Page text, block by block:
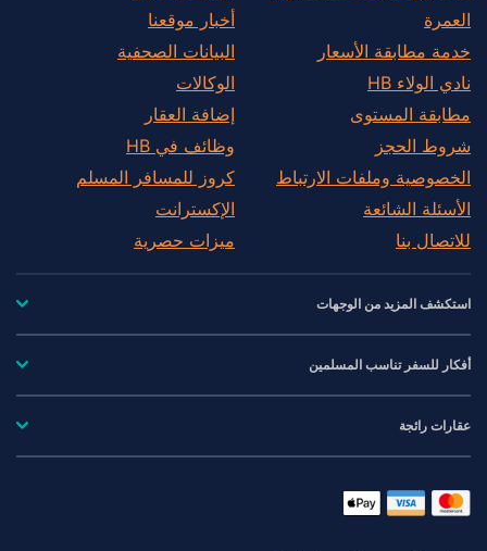
العمرة
خدمة مطابقة الأسعار
نادي الولاء HB
مطابقة المستوى
شروط الحجز
الخصوصية وملفات الارتباط
الأسئلة الشائعة
للاتصال بنا
أخبار موقعنا
البيانات الصحفية
الوكالات
إضافة العقار
وظائف في HB
كروز للمسافر المسلم
الإكسترانت
ميزات حصرية
استكشف المزيد من الوجهات
أفكار للسفر تناسب المسلمين
عقارات رائجة